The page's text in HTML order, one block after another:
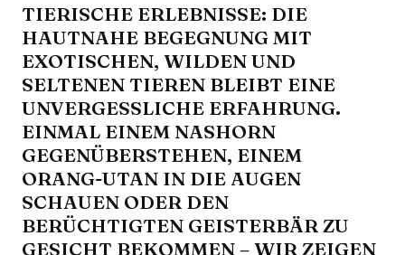
TIERISCHE ERLEBNISSE: DIE
HAUTNAHE BEGEGNUNG MIT
EXOTISCHEN, WILDEN UND
SELTENEN TIEREN BLEIBT EINE
UNVERGESSLICHE ERFAHRUNG.
EINMAL EINEM NASHORN
GEGENÜBERSTEHEN, EINEM
ORANG-UTAN IN DIE AUGEN
SCHAUEN ODER DEN
BERÜCHTIGTEN GEISTERBÄR ZU
GESICHT BEKOMMEN – WIR ZEIGEN